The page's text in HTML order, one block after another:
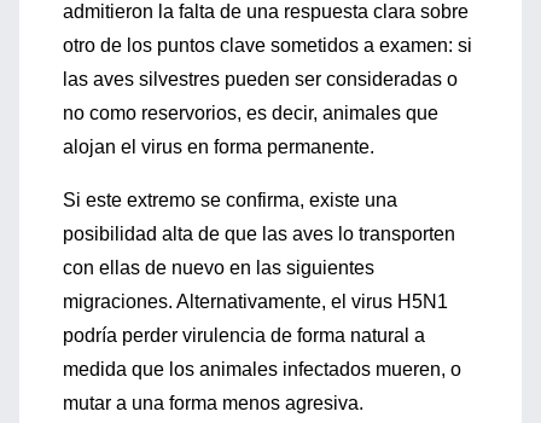
admitieron la falta de una respuesta clara sobre
otro de los puntos clave sometidos a examen: si
las aves silvestres pueden ser consideradas o
no como reservorios, es decir, animales que
alojan el virus en forma permanente.
Si este extremo se confirma, existe una
posibilidad alta de que las aves lo transporten
con ellas de nuevo en las siguientes
migraciones. Alternativamente, el virus H5N1
podría perder virulencia de forma natural a
medida que los animales infectados mueren, o
mutar a una forma menos agresiva.